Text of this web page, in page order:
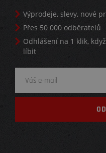
Výprodeje, slevy, nové
Přes 50 000 odběratelů
Odhlášení na 1 klik,
líbit